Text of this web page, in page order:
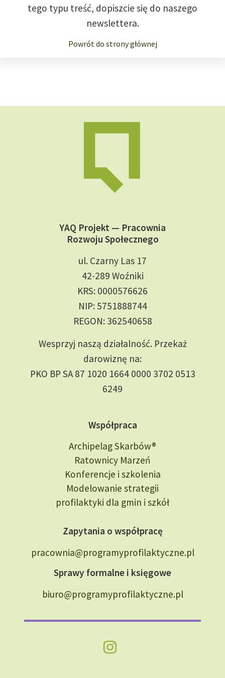
tego typu treść, dopiszcie się do naszego
newslettera.
Powrót do strony głównej
YAQ Projekt — Pracownia
Rozwoju Społecznego
ul. Czarny Las 17
42-289 Woźniki
KRS: 0000576626
NIP: 5751888744
REGON: 362540658
Wesprzyj naszą działalność. Przekaż
darowiznę na:
PKO BP SA 87 1020 1664 0000 3702 0513
6249
Współpraca
Archipelag Skarbów®
Ratownicy Marzeń
Konferencje i szkolenia
Modelowanie strategii
profilaktyki dla gmin i szkół
Zapytania o współpracę
pracownia@programyprofilaktyczne.pl
Sprawy formalne i księgowe
biuro@programyprofilaktyczne.pl